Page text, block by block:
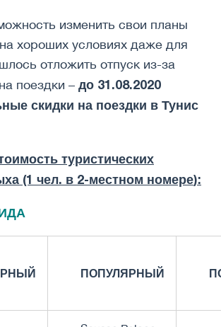
изменить свои планы
хороших условиях даже для
отложить отпуск из-за
поездки – до 31.08.2020
скидки на поездки в Тунис
туристических
(1 чел. в 2-местном номере):
ПОПУЛЯРНЫЙ